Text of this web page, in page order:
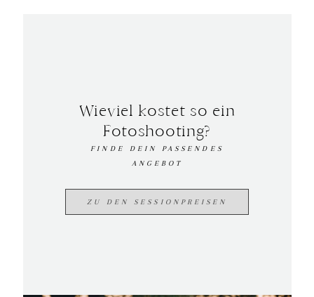
Wieviel kostet so ein
Fotoshooting?
FINDE DEIN PASSENDES
ANGEBOT
ZU DEN SESSIONPREISEN